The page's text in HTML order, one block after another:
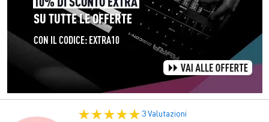
3 Valutazioni